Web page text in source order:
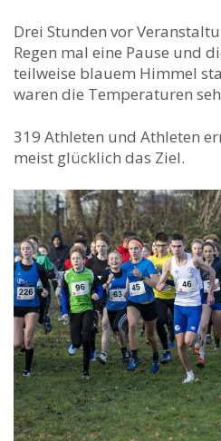
Drei Stunden vor
Regen mal eine Pause und
teilweise blauem Himmel
waren die Temperaturen
319 Athleten und Athleten
meist glücklich das Ziel.